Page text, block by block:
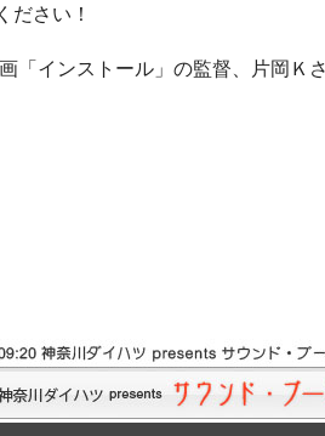
ださい！
「インストール」の監督、片岡Ｋ